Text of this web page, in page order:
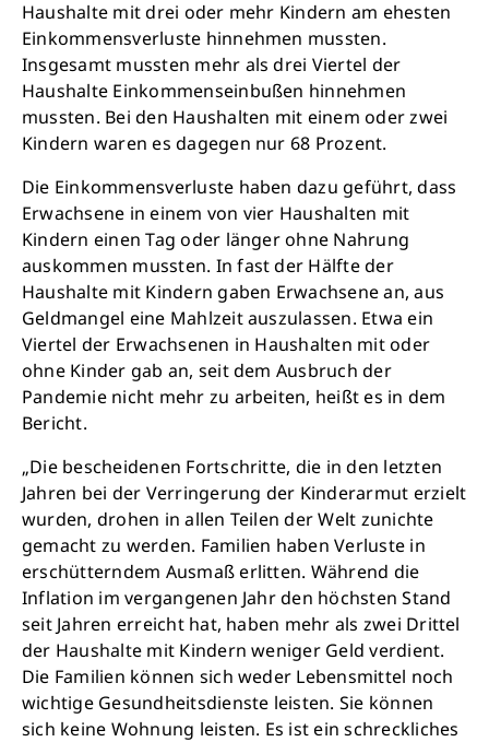
Haushalte mit drei oder mehr Kindern am ehesten
Einkommensverluste hinnehmen mussten.
Insgesamt mussten mehr als drei Viertel der
Haushalte Einkommenseinbußen hinnehmen
mussten. Bei den Haushalten mit einem oder zwei
Kindern waren es dagegen nur 68 Prozent.
Die Einkommensverluste haben dazu geführt, dass
Erwachsene in einem von vier Haushalten mit
Kindern einen Tag oder länger ohne Nahrung
auskommen mussten. In fast der Hälfte der
Haushalte mit Kindern gaben Erwachsene an, aus
Geldmangel eine Mahlzeit auszulassen. Etwa ein
Viertel der Erwachsenen in Haushalten mit oder
ohne Kinder gab an, seit dem Ausbruch der
Pandemie nicht mehr zu arbeiten, heißt es in dem
Bericht.
„Die bescheidenen Fortschritte, die in den letzten
Jahren bei der Verringerung der Kinderarmut erzielt
wurden, drohen in allen Teilen der Welt zunichte
gemacht zu werden. Familien haben Verluste in
erschütterndem Ausmaß erlitten. Während die
Inflation im vergangenen Jahr den höchsten Stand
seit Jahren erreicht hat, haben mehr als zwei Drittel
der Haushalte mit Kindern weniger Geld verdient.
Die Familien können sich weder Lebensmittel noch
wichtige Gesundheitsdienste leisten. Sie können
sich keine Wohnung leisten. Es ist ein schreckliches